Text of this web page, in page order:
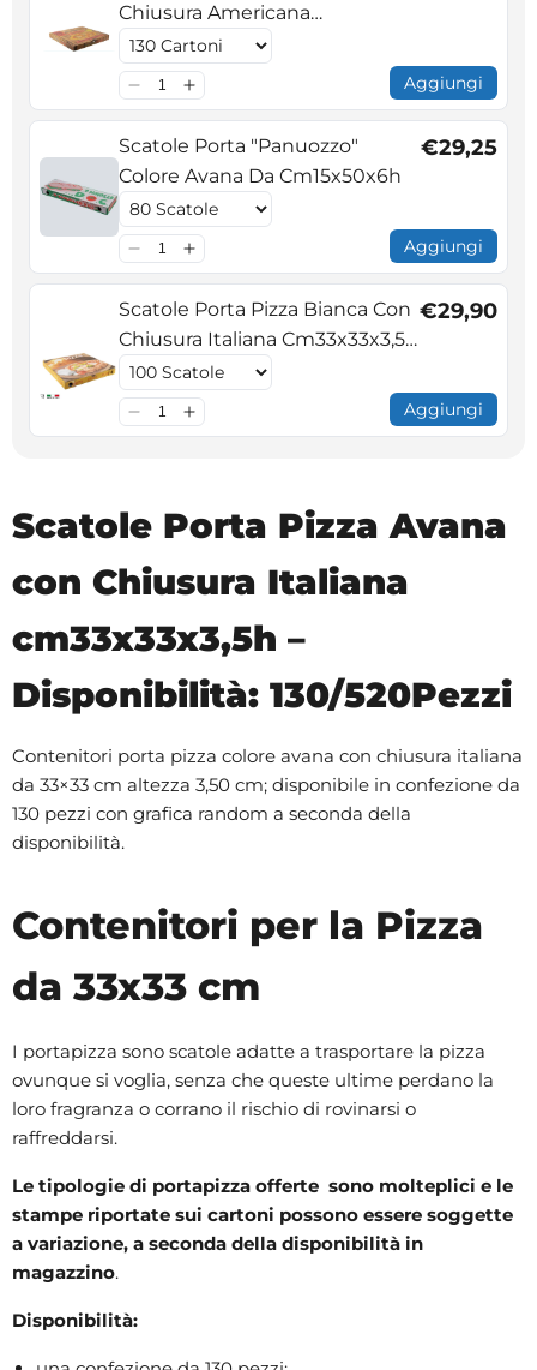
Chiusura Americana
Cm33x33x3,5h
Aggiungi
Scatole Porta "Panuozzo"
Colore Avana Da Cm15x50x6h
€29,25
Aggiungi
Scatole Porta Pizza Bianca Con
Chiusura Italiana Cm33x33x3,5h
- Disponibilità: 100/500Pezzi
€29,90
Aggiungi
Scatole Porta Pizza Avana
con Chiusura Italiana
cm33x33x3,5h –
Disponibilità: 130/520Pezzi
Contenitori porta pizza colore avana con chiusura italiana
da 33×33 cm altezza 3,50 cm; disponibile in confezione da
130 pezzi con grafica random a seconda della
disponibilità.
Contenitori per la Pizza
da 33x33 cm
I portapizza sono scatole adatte a trasportare la pizza
ovunque si voglia, senza che queste ultime perdano la
loro fragranza o corrano il rischio di rovinarsi o
raffreddarsi.
Le tipologie di portapizza offerte sono molteplici e le
stampe riportate sui cartoni possono essere soggette
a variazione, a seconda della disponibilità in
magazzino.
Disponibilità: